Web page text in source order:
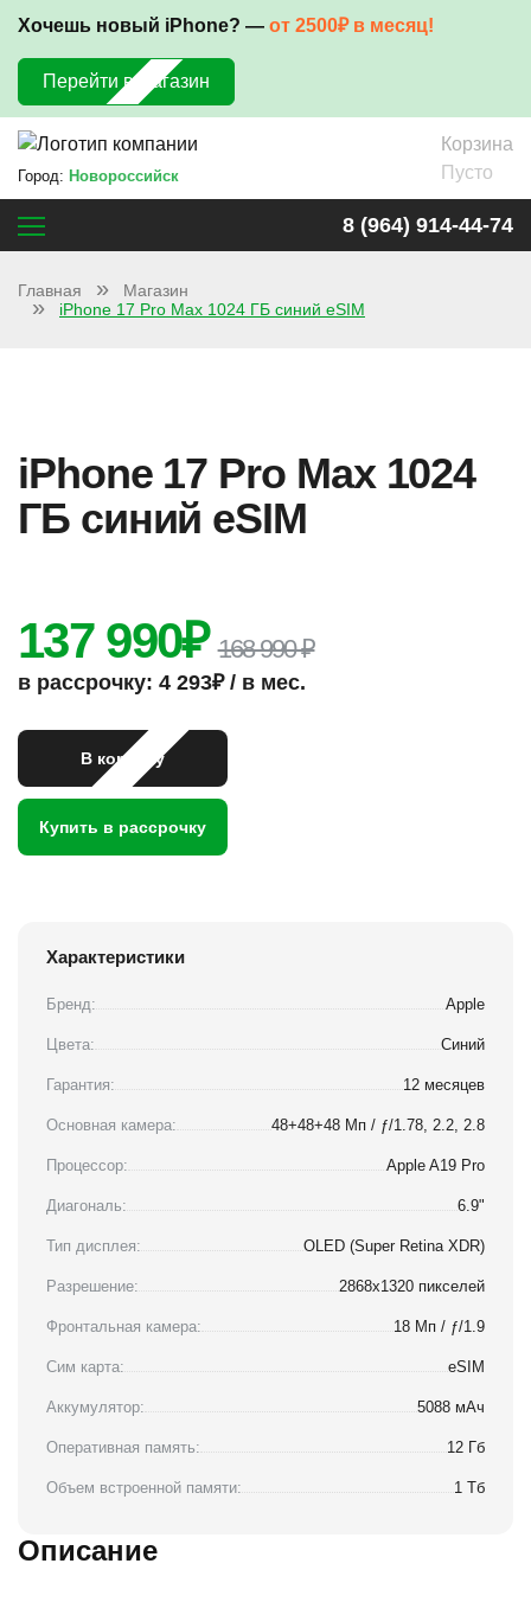
Хочешь новый iPhone? — от 2500₽ в месяц!
Перейти в магазин
Город: Новороссийск
Корзина
Пусто
8 (964) 914-44-74
Главная
Магазин
iPhone 17 Pro Max 1024 ГБ синий eSIM
iPhone 17 Pro Max 1024
ГБ синий eSIM
137 990₽ 168 990 ₽
в рассрочку: 4 293₽ / в мес.
В корзину
Купить в рассрочку
Характеристики
Бренд: Apple
Цвета: Синий
Гарантия: 12 месяцев
Основная камера: 48+48+48 Мп / ƒ/1.78, 2.2, 2.8
Процессор: Apple A19 Pro
Диагональ: 6.9"
Тип дисплея: OLED (Super Retina XDR)
Разрешение: 2868x1320 пикселей
Фронтальная камера: 18 Мп / ƒ/1.9
Сим карта: eSIM
Аккумулятор: 5088 мАч
Оперативная память: 12 Гб
Объем встроенной памяти: 1 Тб
Описание